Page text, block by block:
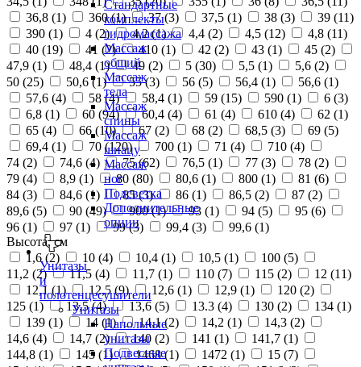
Стандартные
комплекты
гидромассажа
Массаж
общий
Массаж
тела
Массаж
спины
Массаж
шиацу
Массаж
ног
Подсветка
Дополнительные
опции
Унитазы
и
полотенцесушители
Унитазы
Напольные
унитазы
Подвесные
36,8 (1) 360 (1) 37 (3) 37,5 (1) 38 (3) 39 (11)
390 (1) 4 (2) 4,2 (1) 4,4 (2) 4,5 (12) 4,8 (11)
40 (19) 41 (2) 410 (1) 42 (2) 43 (1) 45 (2)
47,9 (1) 48,4 (1) 49 (2) 5 (30) 5,5 (1) 5,6 (2)
50 (25) 50,6 (1) 55 (3) 56 (5) 56,4 (1) 56,6 (1)
57,6 (4) 58 (4) 58,4 (1) 59 (15) 590 (1) 6 (3)
6,8 (1) 60 (94) 60,4 (4) 61 (4) 610 (4) 62 (1)
65 (4) 66 (10) 67 (2) 68 (2) 68,5 (3) 69 (5)
69,4 (1) 70 (120) 700 (1) 71 (4) 710 (4)
74 (2) 74,6 (4) 75 (62) 76,5 (1) 77 (3) 78 (2)
79 (4) 8,9 (1) 80 (80) 80,6 (1) 800 (1) 81 (6)
84 (3) 84,6 (1) 85 (3) 86 (1) 86,5 (2) 87 (2)
89,6 (5) 90 (49) 900 (1) 93 (1) 94 (5) 95 (6)
96 (1) 97 (1) 99 (3) 99,4 (3) 99,6 (1)
Высота, см
1,6 (2) 10 (4) 10,4 (1) 10,5 (1) 100 (5)
11,2 (2) 11,5 (4) 11,7 (1) 110 (7) 115 (2) 12 (11)
12,1 (1) 12,5 (9) 12,6 (1) 12,9 (1) 120 (2)
125 (1) 13,5 (4) 13,6 (5) 13.3 (4) 130 (2) 134 (1)
139 (1) 14 (1) 14,1 (2) 14,2 (1) 14,3 (2)
14,6 (4) 14,7 (2) 140 (2) 141 (1) 141,7 (1)
144,8 (1) 145 (1) 1468 (1) 1472 (1) 15 (7)